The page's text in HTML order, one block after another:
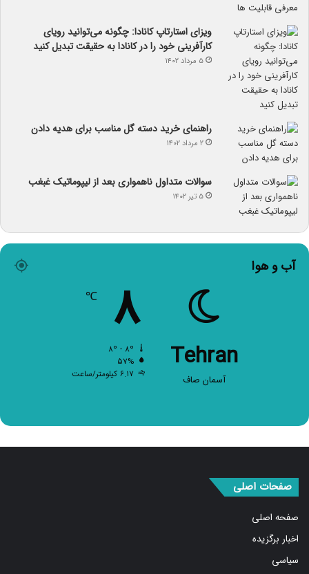
ویزای استارتاپ کانادا: چگونه می‌توانید رویای
کارآفرینی خود را در کانادا به حقیقت تبدیل کنید
۵ مرداد ۱۴۰۲
راهنمای خرید دسته گل مناسب برای هدیه دادن
۲ مرداد ۱۴۰۲
سوالات متداول ناهمواری بعد از لیپوماتیک غبغب
۵ تیر ۱۴۰۲
آب و هوا
Tehran
آسمان صاف
۸ ℃
۵۷%
۶.۱۷ کیلومتر/ساعت
صفحات اصلی
صفحه اصلی
اخبار برگزیده
سیاسی